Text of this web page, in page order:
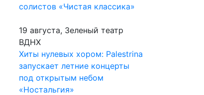
солистов «Чистая классика»
19 августа, Зеленый театр
ВДНХ
Хиты нулевых хором: Palestrina
запускает летние концерты
под открытым небом
«Ностальгия»